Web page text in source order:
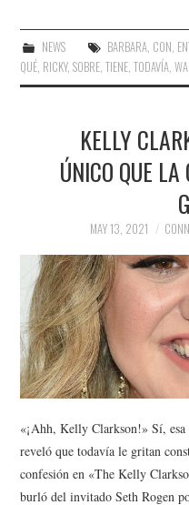
NEWS BARBARA, CON,
QUÉ, RICKY,SOBRE,TIENE,TODAVÍA,
KELLY
ÚNICO QUE
MAY 13, 2021
«¡Ahh, Kelly Clarkson!» Sí,
reveló que todavía le gritan
confesión en «The Kelly
burló del invitado Seth Rogen